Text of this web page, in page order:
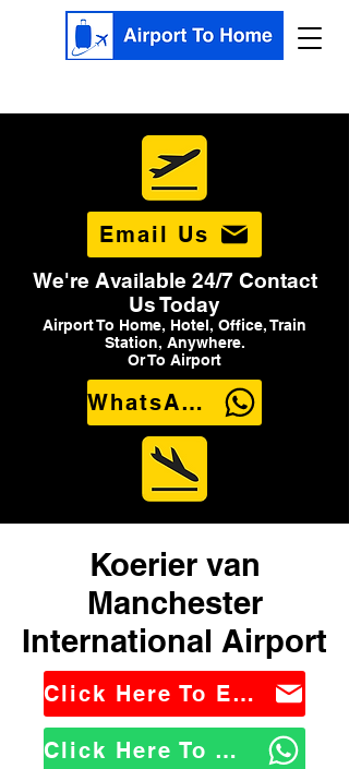
Email Us
We're Available 24/7 Contact
Us Today
Airport To Home, Hotel, Office, Train
Station, Anywhere.
Or To Airport
WhatsApp Us
Koerier van
Manchester
International Airport
Click Here To Email Us
Click Here To WhatsApp Us